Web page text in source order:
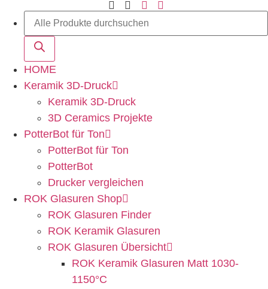
HOME
Keramik 3D-Druck
Keramik 3D-Druck
3D Ceramics Projekte
PotterBot für Ton
PotterBot für Ton
PotterBot
Drucker vergleichen
ROK Glasuren Shop
ROK Glasuren Finder
ROK Keramik Glasuren
ROK Glasuren Übersicht
ROK Keramik Glasuren Matt 1030-
1150°C